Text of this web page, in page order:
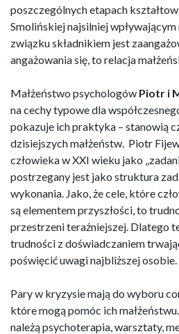
poszczególnych etapach
Smolińskiej najsilniej
związku składnikiem jest
angażowania się, to relacja
Małżeństwo psychologów Piotr i
na cechy typowe dla
pokazuje ich praktyka – stanowią
dzisiejszych małżeństw. Piotr
człowieka w XXI wieku jako
postrzegany jest jako struktura
wykonania. Jako, że cele, które
są elementem przyszłości, to
przestrzeni teraźniejszej. Dlatego
trudności z doświadczaniem
poświęcić uwagi najbliższej osobie.
Pary w kryzysie mają do wyboru
które mogą pomóc ich
należą psychoterapia, warsztaty,